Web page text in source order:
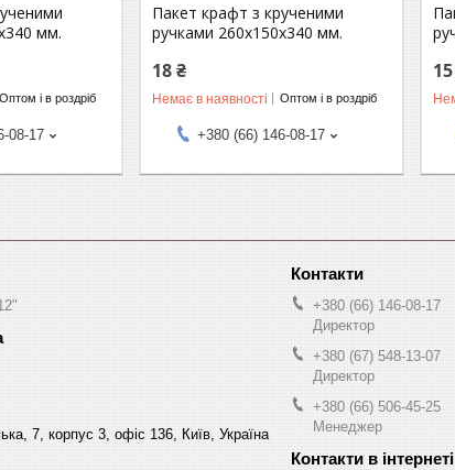
мм.
Оптом і в роздріб
08-17
Пакет крафт з крученими
ручками 260х150х340 мм.
18 ₴
Немає в наявності Оптом і в роздріб
+380 (66) 146-08-17
7, корпус 3, офіс 136, Київ, Україна
+380 (66) 146-08-17
Директор
+380 (67) 548-13-07
Директор
+380 (66) 506-45-25
Менеджер